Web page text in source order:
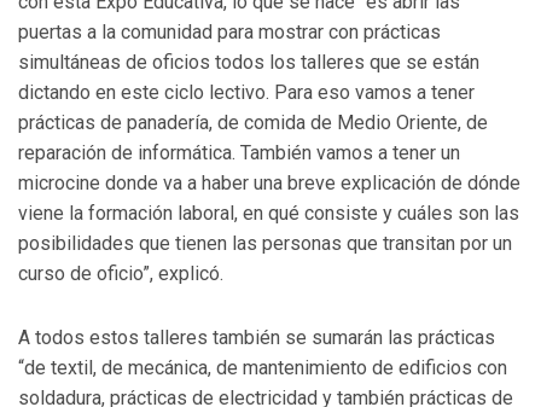
puertas a la comunidad para mostrar con prácticas
simultáneas de oficios todos los talleres que se están
dictando en este ciclo lectivo. Para eso vamos a tener
prácticas de panadería, de comida de Medio Oriente, de
reparación de informática. También vamos a tener un
microcine donde va a haber una breve explicación de dónde
viene la formación laboral, en qué consiste y cuáles son las
posibilidades que tienen las personas que transitan por un
curso de oficio”, explicó.
A todos estos talleres también se sumarán las prácticas
“de textil, de mecánica, de mantenimiento de edificios con
soldadura, prácticas de electricidad y también prácticas de